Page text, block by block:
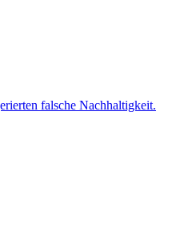
falsche Nachhaltigkeit.